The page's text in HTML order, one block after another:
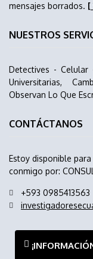
mensajes borrados. [
NUESTROS
Detectives - Celular
Universitarias,
Observan Lo Que
CONTÁCTANOS
Estoy disponible
conmigo por:
+593 0985413563
. All